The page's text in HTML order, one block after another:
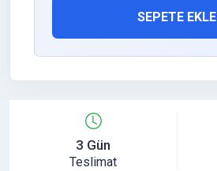
SEPETE EKLE
3 Gün
Teslimat